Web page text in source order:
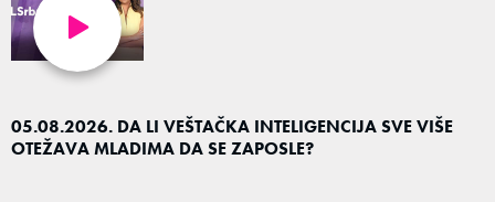
05.08.2026. DA LI VEŠTAČKA INTELIGENCIJA SVE VIŠE
OTEŽAVA MLADIMA DA SE ZAPOSLE?